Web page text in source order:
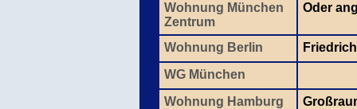
Wohnung München
Zentrum
Oder
Wohnung Berlin
WG München
Wohnung Hamburg